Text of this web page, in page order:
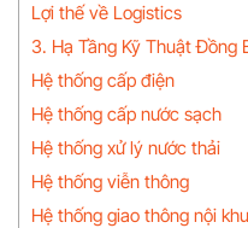
Lợi thế về Logistics
3. Hạ Tầng Kỹ Thuật Đồng
Hệ thống cấp điện
Hệ thống cấp nước sạch
Hệ thống xử lý nước thải
Hệ thống viễn thông
Hệ thống giao thông nội khu